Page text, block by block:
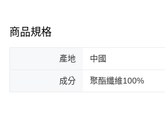
商品規格
產地 中國
成分 聚酯纖維100%